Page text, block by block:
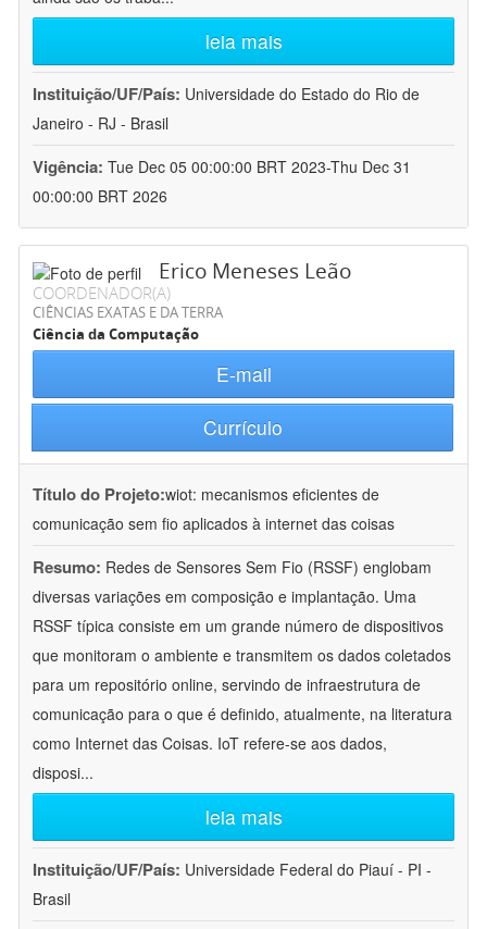
leia mais
Instituição/UF/País: Universidade do Estado do Rio de
Janeiro - RJ - Brasil
Vigência: Tue Dec 05 00:00:00 BRT 2023-Thu Dec 31
00:00:00 BRT 2026
Erico Meneses Leão
COORDENADOR(A)
CIÊNCIAS EXATAS E DA TERRA
Ciência da Computação
E-mail
Currículo
Título do Projeto:wiot: mecanismos eficientes de
comunicação sem fio aplicados à internet das coisas
Resumo: Redes de Sensores Sem Fio (RSSF) englobam
diversas variações em composição e implantação. Uma
RSSF típica consiste em um grande número de dispositivos
que monitoram o ambiente e transmitem os dados coletados
para um repositório online, servindo de infraestrutura de
comunicação para o que é definido, atualmente, na literatura
como Internet das Coisas. IoT refere-se aos dados,
disposi...
leia mais
Instituição/UF/País: Universidade Federal do Piauí - PI -
Brasil